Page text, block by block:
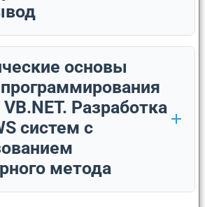
основы
VB.NET. Разработка
систем с
метода